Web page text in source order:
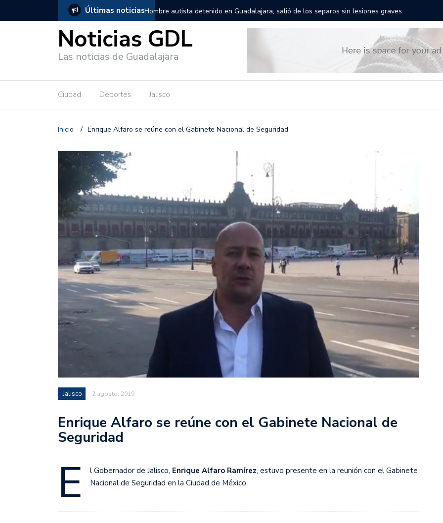
Últimas noticias
salió de los separos sin lesiones graves Títeres gigantes recorrerán las calles de Guadalajara: aparta la fecha Todo
Noticias GDL
Las noticias de Guadalajara
Ciudad Deportes Jalisco
Inicio / Enrique Alfaro se reúne con el Gabinete Nacional de Seguridad
Jalisco 2 agosto, 2019
Enrique Alfaro se reúne con el Gabinete Nacional de
Seguridad
E l Gobernador de Jalisco, Enrique Alfaro Ramírez, estuvo presente en la reunión con el Gabinete
Nacional de Seguridad en la Ciudad de México.